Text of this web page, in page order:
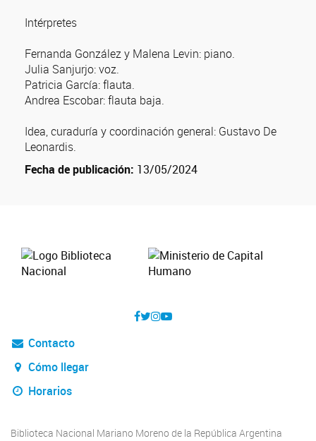
Intérpretes
Fernanda González y Malena Levin: piano.
Julia Sanjurjo: voz.
Patricia García: flauta.
Andrea Escobar: flauta baja.
Idea, curaduría y coordinación general: Gustavo De
Leonardis.
Fecha de publicación: 13/05/2024
Contacto
Cómo llegar
Horarios
Biblioteca Nacional Mariano Moreno de la República Argentina